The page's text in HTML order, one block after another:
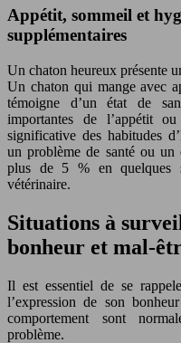
Appétit, sommeil et
supplémentaires
Un chaton heureux présente
Un chaton qui mange avec
témoigne d’un état de
importantes de l’appétit
significative des habitudes
un problème de santé ou un
plus de 5 % en quelques
vétérinaire.
Situations à
bonheur et mal-
Il est essentiel de se
l’expression de son
comportement sont
problème.